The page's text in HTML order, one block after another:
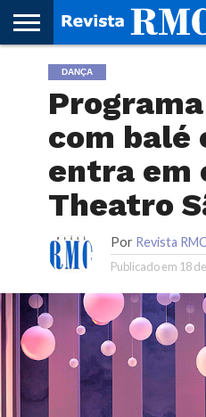
HOME
REVISTA
PROJETO
RMC – 20
ARTE &
NOTÍCIAS
EDIÇÕES
PARCEIROS
FAÇA
SEU
SITE!
FALEDANÇA
com balé
entra em
Theatro
Por Revista RMC
Publicado em 18